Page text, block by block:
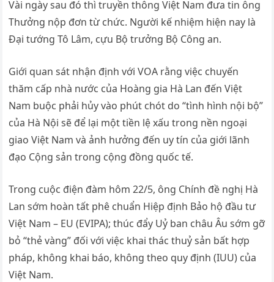
Vài ngày sau đó thì truyền thông Việt Nam đưa tin ông
Thưởng nộp đơn từ chức. Người kế nhiệm hiện nay là
Đại tướng Tô Lâm, cựu Bộ trưởng Bộ Công an.
Giới quan sát nhận định với VOA rằng việc chuyến
thăm cấp nhà nước của Hoàng gia Hà Lan đến Việt
Nam buộc phải hủy vào phút chót do “tình hình nội bộ”
của Hà Nội sẽ để lại một tiền lệ xấu trong nền ngoại
giao Việt Nam và ảnh hưởng đến uy tín của giới lãnh
đạo Cộng sản trong cộng đồng quốc tế.
Trong cuộc điện đàm hôm 22/5, ông Chính đề nghị Hà
Lan sớm hoàn tất phê chuẩn Hiệp định Bảo hộ đầu tư
Việt Nam – EU (EVIPA); thúc đẩy Uỷ ban châu Âu sớm gỡ
bỏ “thẻ vàng” đối với việc khai thác thuỷ sản bất hợp
pháp, không khai báo, không theo quy định (IUU) của
Việt Nam.